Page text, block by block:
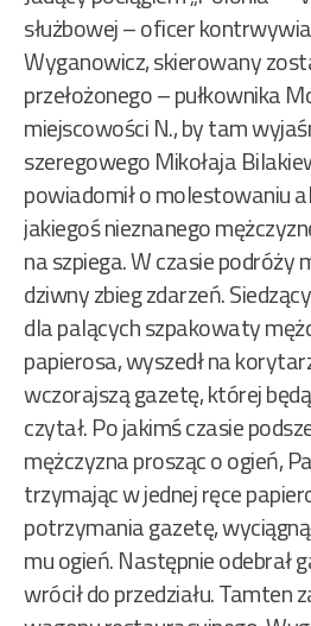
służbowej – oficer
Wyganowicz, skierowany
przełożonego – pułkownika
miejscowości N., by tam
szeregowego Mikołaja
powiadomił o molestowaniu
jakiegoś nieznanego
na szpiega. W czasie podróży
dziwny zbieg zdarzeń.
dla palących szpakowaty
papierosa, wyszedł na
wczorajszą gazetę, której
czytał. Po jakimś czasie
mężczyzna prosząc o ogień,
trzymając w jednej ręce
potrzymania gazetę,
mu ogień. Następnie odebrał
wrócił do przedziału. Tamten